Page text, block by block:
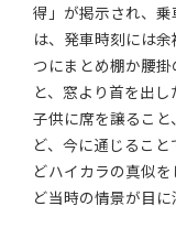
得」が掲示され、
は、発車時刻には
つにまとめ棚か腰
と、窓より首を出
子供に席を譲るこ
ど、今に通じるこ
どハイカラの真似
ど当時の情景が目に